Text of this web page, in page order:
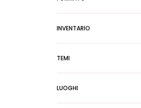
INVENTARIO
TEMI
LUOGHI